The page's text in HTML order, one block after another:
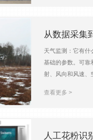
压。脉冲计数器
用SC32B光电隔
提供气象站监测
从数据采集
天气监测：它有
基础的参数。可靠
射、风向和风速
数量、数据采集和
体和更复杂的计
查看更多 >
人工花粉识